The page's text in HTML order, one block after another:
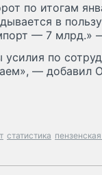
по итогам
в
— 7 млрд.» —
усилия по
— добавил
статистика